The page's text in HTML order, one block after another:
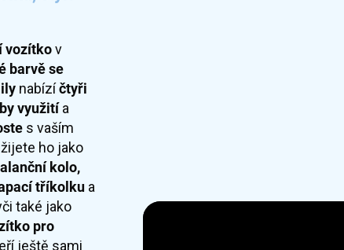
vozítkov
barvě se
nabízíčtyři
využitía
s vaším
ho jako
kolo,
tříkolku a
také jako
pro
ještě sami